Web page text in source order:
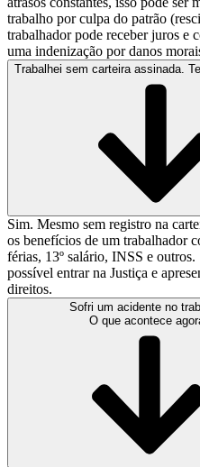
trabalho por culpa do patrão
trabalhador pode receber juros e
uma indenização por danos
Trabalhei sem carteira assinada.
Sim. Mesmo sem registro na
os benefícios de um trabalhador
férias, 13º salário, INSS e
possível entrar na Justiça e
direitos.
Sofri um acidente no
O que acontece